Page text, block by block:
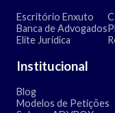
Escritório Enxuto
Banca de Advogados
Elite Jurídica
Institucional
Blog
Modelos de Petições